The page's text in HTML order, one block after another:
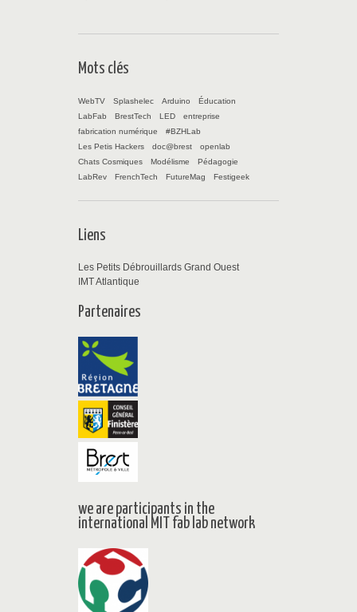
Mots clés
WebTV Splashelec Arduino
Éducation
LabFab
BrestTech LED
entreprise
fabrication numérique
#BZHLab
Les Petis Hackers
doc@brest
openlab
Chats Cosmiques
Modélisme
Pédagogie
LabRev
FrenchTech FutureMag Festigeek
Liens
Les Petits Débrouillards Grand Ouest
IMT Atlantique
Partenaires
we are participants in the
international MIT fab lab network